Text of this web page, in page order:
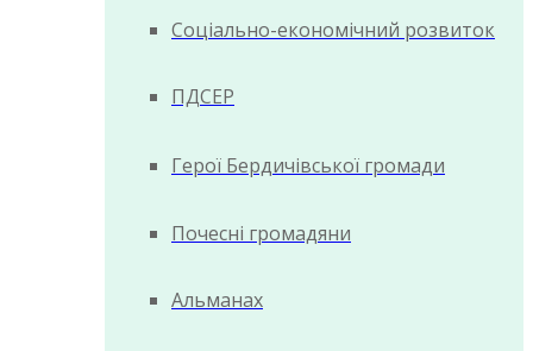
Соціально-економічний розвиток
ПДСЕР
Герої Бердичівської громади
Почесні громадяни
Альманах